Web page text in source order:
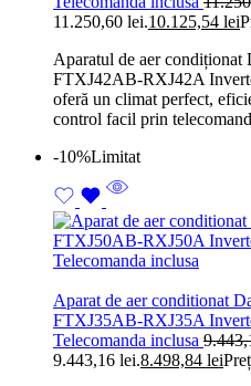
11.250,60 lei.10.125,54 lei
Aparatul de aer
FTXJ42AB-RXJ42A
oferă un climat perfect,
control facil prin
-10%Limitat
Aparat de aer conditionat
FTXJ35AB-RXJ35A
Telecomanda inclusa
9.443,16 lei.8.498,84 lei